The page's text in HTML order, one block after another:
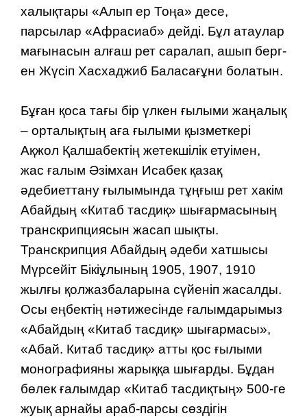
халықтары «Алып ер Тоңа» десе,
парсылар «Афрасиаб» дейді. Бұл атау­­лар
ма­ғы­насын алғаш рет саралап, ашып бер­г­
ен Жүсіп Хасхаджиб Баласағұни болатын.
Бұған қоса тағы бір үлкен ғылыми жаңалық
– орталықтың аға ғылыми қызметкері
Ақжол Қалшабектің жетекшілік етуімен,
жас ғалым Әзімхан Исабек қазақ
әдебиеттану ғылымында тұңғыш рет хакім
Абайдың «Китаб тасдиқ» шығармасының
транскрипциясын жасап шықты.
Транскрипция Абайдың әдеби хатшысы
Мүрсейіт Бікіұлының 1905, 1907, 1910
жылғы қолжазбаларына сүйеніп жасалды.
Осы еңбектің нәтижесінде ғалымдарымыз
«Абайдың «Китаб тасдиқ» шығармасы»,
«Абай. Китаб тасдиқ» атты қос ғылыми
монографияны жарыққа шығарды. Бұдан
бөлек ғалымдар «Китаб тасдиқтың» 500-ге
жуық арнайы араб-парсы сөздігін